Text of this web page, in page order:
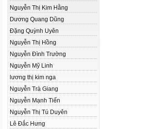
Nguyễn Thị Kim Hằng
Dương Quang Dũng
Đặng Quỳnh Uyên
Nguyễn Thị Hồng
Nguyễn Đình Trường
Nguyễn Mỹ Linh
lương thị kim nga
Nguyễn Trà Giang
Nguyễn Mạnh Tiến
Nguyễn Thị Tú Duyên
Lê Đắc Hưng